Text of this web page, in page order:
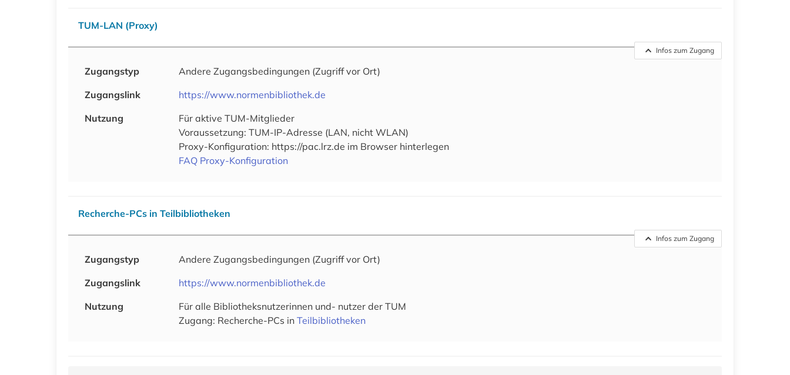
TUM-LAN (Proxy)
Infos zum Zugang
Zugangstyp Andere Zugangsbedingungen (Zugriff vor Ort)
Zugangslink
https://www.normenbibliothek.de
Nutzung
Für aktive TUM-Mitglieder
Voraussetzung: TUM-IP-Adresse (LAN, nicht WLAN)
Proxy-Konfiguration: https://pac.lrz.de im Browser hinterlegen
FAQ Proxy-Konfiguration
Recherche-PCs in Teilbibliotheken
Infos zum Zugang
Zugangstyp Andere Zugangsbedingungen (Zugriff vor Ort)
Zugangslink
https://www.normenbibliothek.de
Nutzung
Für alle Bibliotheksnutzerinnen und- nutzer der TUM
Zugang: Recherche-PCs in Teilbibliotheken